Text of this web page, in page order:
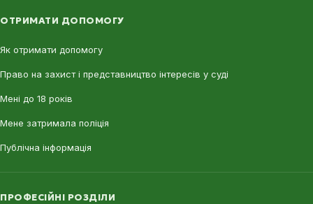
ОТРИМАТИ ДОПОМОГУ
Як отримати допомогу
Право на захист і представництво інтересів у суді
Мені до 18 років
Мене затримала поліція
Публічна інформація
ПРОФЕСІЙНІ РОЗДІЛИ